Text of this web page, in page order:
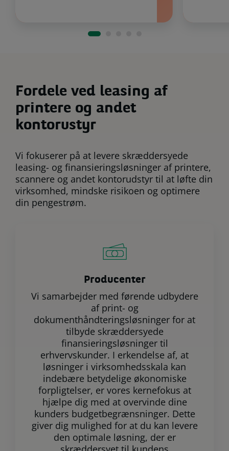
Fordele ved leasing af
printere og andet
kontorustyr
Vi fokuserer på at levere skræddersyede
leasing- og finansieringsløsninger af printere,
scannere og andet kontorudstyr til at løfte din
virksomhed, mindske risikoen og optimere
din pengestrøm.
Producenter
Vi samarbejder med førende udbydere
af print- og
dokumenthåndteringsløsninger for at
tilbyde skræddersyede
finansieringsløsninger til
erhvervskunder. I erkendelse af, at
løsninger i virksomhedsskala kan
indebære betydelige økonomiske
forpligtelser, er vores kernefokus at
hjælpe dig med at overvinde dine
kunders budgetbegrænsninger. Dette
giver dig mulighed for at du kan levere
den optimale løsning, der er